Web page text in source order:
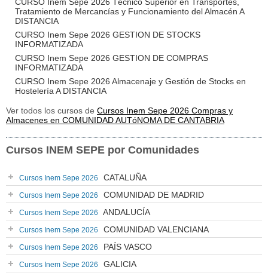
Tratamiento de Mercancías y Funcionamiento del Almacén A
DISTANCIA
CURSO Inem Sepe 2026 GESTION DE STOCKS
INFORMATIZADA
CURSO Inem Sepe 2026 GESTION DE COMPRAS
INFORMATIZADA
CURSO Inem Sepe 2026 Almacenaje y Gestión de Stocks en
Hostelería A DISTANCIA
Ver todos los cursos de Cursos Inem Sepe 2026 Compras y
Almacenes en COMUNIDAD AUTóNOMA DE CANTABRIA
Cursos INEM SEPE por Comunidades
Cursos Inem Sepe 2026 CATALUÑA
Cursos Inem Sepe 2026 COMUNIDAD DE MADRID
Cursos Inem Sepe 2026 ANDALUCÍA
Cursos Inem Sepe 2026 COMUNIDAD VALENCIANA
Cursos Inem Sepe 2026 PAÍS VASCO
Cursos Inem Sepe 2026 GALICIA